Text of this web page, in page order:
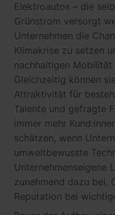
Elektroautos – die
Grünstrom versorgt
Unternehmen die
Klimakrise zu setzen
nachhaltigen
Gleichzeitig können
Attraktivität für
Talente und gefragte
immer mehr
schätzen, wenn
umweltbewusste
Unternehmenseigene
zunehmend dazu bei,
Reputation bei